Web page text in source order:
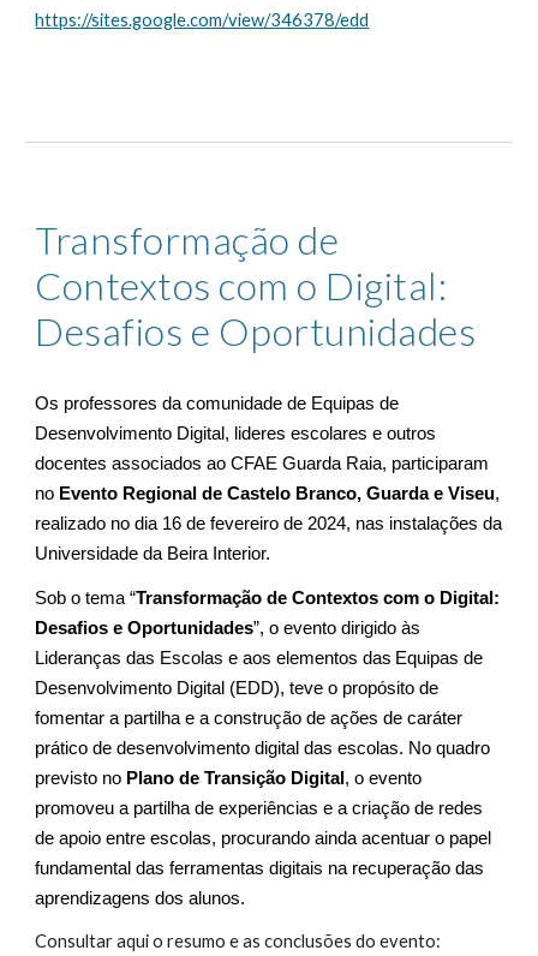
https://sites.google.com/view/346378/edd
Transformação de
Contextos com o Digital:
Desafios e Oportunidades
Os professores da comunidade de Equipas de
Desenvolvimento Digital, lideres escolares e outros
docentes associados ao CFAE Guarda Raia, participaram
no Evento Regional de Castelo Branco, Guarda e Viseu,
realizado no dia 16 de fevereiro de 2024, nas instalações da
Universidade da Beira Interior.
Sob o tema “Transformação de Contextos com o Digital:
Desafios e Oportunidades”, o evento dirigido às
Lideranças das Escolas e aos elementos das Equipas de
Desenvolvimento Digital (EDD), teve o propósito de
fomentar a partilha e a construção de ações de caráter
prático de desenvolvimento digital das escolas. No quadro
previsto no Plano de Transição Digital, o evento
promoveu a partilha de experiências e a criação de redes
de apoio entre escolas, procurando ainda acentuar o papel
fundamental das ferramentas digitais na recuperação das
aprendizagens dos alunos.
Consultar aqui o resumo e as conclusões do evento: